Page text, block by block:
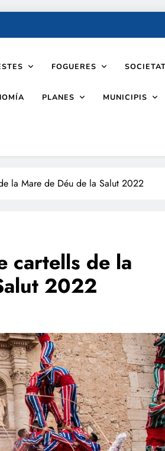
FOGUERES SOCIETAT
PLANES MUNICIPIS
la Mare de Déu de la Salut 2022
cartells de la
2022